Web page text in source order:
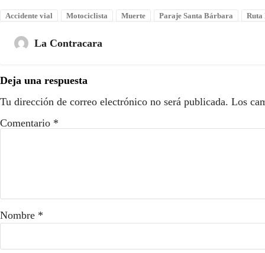
Accidente vial Motociclista Muerte Paraje Santa Bárbara Ruta
La Contracara
Deja una respuesta
Tu dirección de correo electrónico no será publicada. Los
Comentario *
Nombre *